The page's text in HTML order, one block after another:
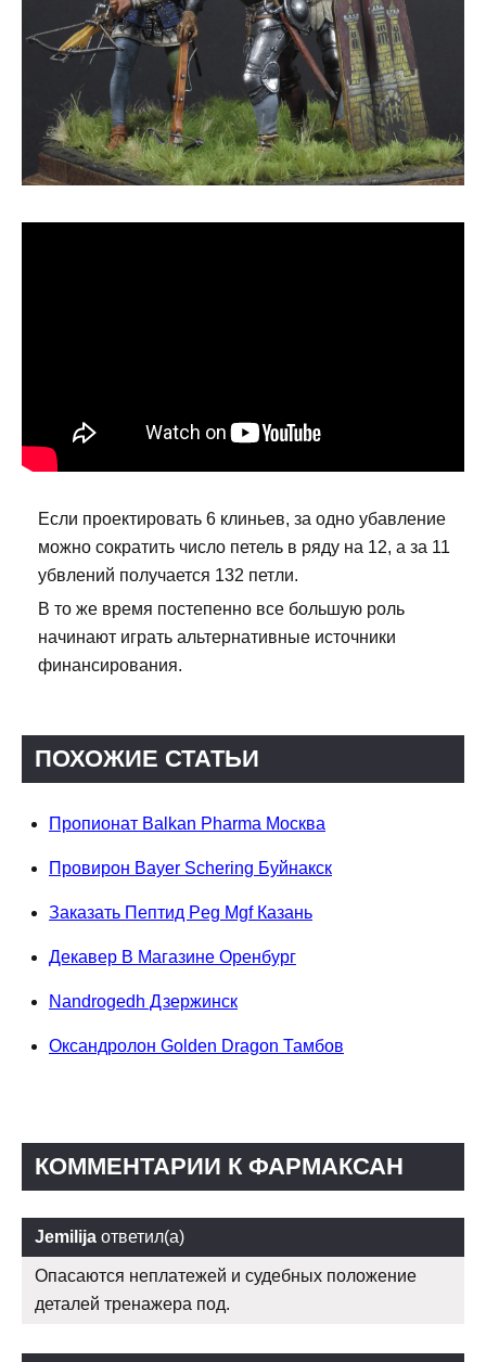
Если проектировать 6 клиньев, за одно убавление
можно сократить число петель в ряду на 12, а за 11
убвлений получается 132 петли.
В то же время постепенно все большую роль
начинают играть альтернативные источники
финансирования.
ПОХОЖИЕ СТАТЬИ
Пропионат Balkan Pharma Москва
Провирон Bayer Schering Буйнакск
Заказать Пептид Peg Mgf Казань
Декавер В Магазине Оренбург
Nandrogedh Дзержинск
Оксандролон Golden Dragon Тамбов
КОММЕНТАРИИ К ФАРМАКСАН
Jemilija ответил(а)
Опасаются неплатежей и судебных положение
деталей тренажера под.